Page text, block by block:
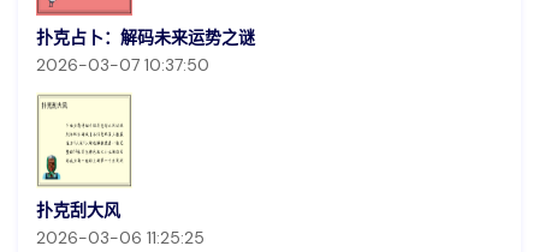
扑克占卜：解码未来运势之谜
2026-03-07 10:37:50
扑克刮大风
2026-03-06 11:25:25